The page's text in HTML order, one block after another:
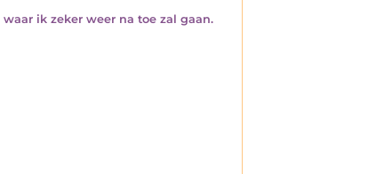
ik zeker weer na toe zal gaan.